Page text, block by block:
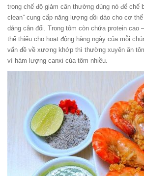
trong chế độ giảm cân thường dùng nó để chế
clean” cung cấp năng lượng dồi dào cho cơ
dáng cân đối. Trong tôm còn chứa protein cao
thể thiếu cho hoạt động hàng ngày của mỗi
vấn đề về xương khớp thì thường xuyên ăn
vì hàm lượng canxi của tôm nhiều.